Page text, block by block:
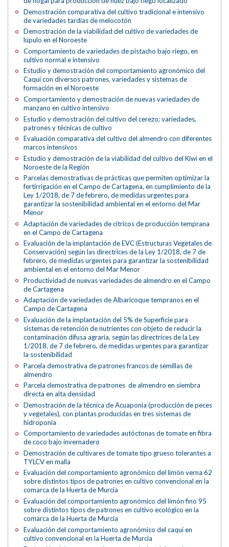
Demostración comparativa del cultivo tradicional e intensivo
de variedades tardías de melocotón
Demostración de la viabilidad del cultivo de variedades de
lúpulo en el Noroeste
Comportamiento de variedades de pistacho bajo riego, en
cultivo normal e intensivo
Estudio y demostración del comportamiento agronómico del
Caqui con diversos patrones, variedades y sistemas de
formación en el Noroeste
Comportamiento y demostración de nuevas variedades de
manzano en cultivo intensivo
Estudio y demostración del cultivo del cerezo; variedades,
patrones y técnicas de cultivo
Evaluación comparativa del cultivo del almendro con diferentes
marcos intensivos
Estudio y demostración de la viabilidad del cultivo del Kiwi en el
Noroeste de la Región
Parcelas demostrativas de prácticas que permiten optimizar la
fertirrigación en el Campo de Cartagena, en cumplimiento de la
Ley 1/2018, de 7 de febrero, de medidas urgentes para
garantizar la sostenibilidad ambiental en el entorno del Mar
Menor
Adaptación de variedades de cítricos de producción temprana
en el Campo de Cartagena
Evaluación de la implantación de EVC (Estructuras Vegetales de
Conservación) según las directrices de la Ley 1/2018, de 7 de
febrero, de medidas urgentes para garantizar la sostenibilidad
ambiental en el entorno del Mar Menor
Productividad de nuevas variedades de almendro en el Campo
de Cartagena
Adaptación de variedades de Albaricoque tempranos en el
Campo de Cartagena
Evaluación de la implantación del 5% de Superficie para
sistemas de retención de nutrientes con objeto de reducir la
contaminación difusa agraria, según las directrices de la Ley
1/2018, de 7 de febrero, de medidas urgentes para garantizar
la sostenibilidad
Parcela demostrativa de patrones francos de semillas de
almendro
Parcela demostrativa de patrones de almendro en siembra
directa en alta densidad
Demostración de la técnica de Acuaponia (producción de peces
y vegetales), con plantas producidas en tres sistemas de
hidroponía
Comportamiento de variedades autóctonas de tomate en fibra
de coco bajo invernadero
Demostración de cultivares de tomate tipo grueso tolerantes a
TYLCV en malla
Evaluación del comportamiento agronómico del limón verna 62
sobre distintos tipos de patrones en cultivo convencional en la
comarca de la Huerta de Murcia
Evaluación del comportamiento agronómico del limón fino 95
sobre distintos tipos de patrones en cultivo ecológico en la
comarca de la Huerta de Murcia
Evaluación del comportamiento agronómico del caqui en
cultivo convencional en la Huerta de Murcia